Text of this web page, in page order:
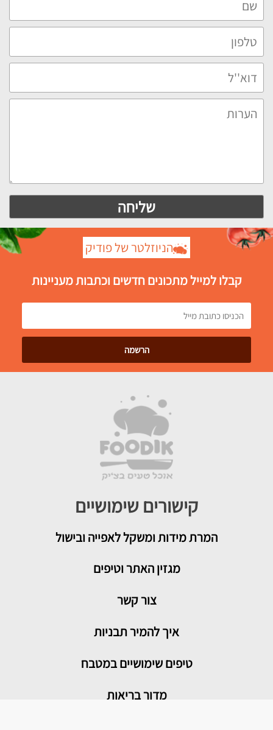
הניוזלטר של פודיק
קבלו למייל מתכונים חדשים וכתבות מעניינות
קישורים שימושיים
המרת מידות ומשקל לאפייה ובישול
מגזין האתר וטיפים
צור קשר
איך להמיר תבניות
טיפים שימושיים במטבח
מדור בריאות